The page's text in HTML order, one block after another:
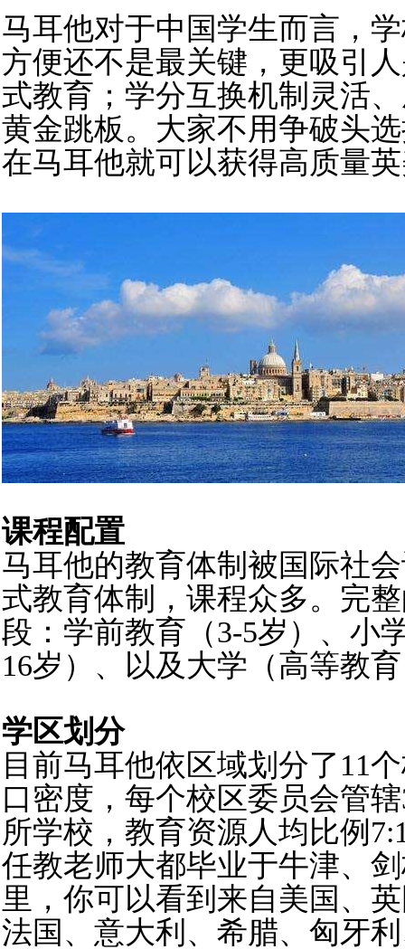
马耳他对于中国学生而言，
方便还不是最关键，更吸引
式教育；学分互换机制灵活
黄金跳板。大家不用争破头
在马耳他就可以获得高质量
课程配置
马耳他的教育体制被国际社
式教育体制，课程众多。完
段：学前教育（3-5岁）、小
16岁）、以及大学（高等教
学区划分
目前马耳他依区域划分了11
口密度，每个校区委员会管
所学校，教育资源人均比例
任教老师大都毕业于牛津、
里，你可以看到来自美国、
法国、意大利、希腊、匈牙